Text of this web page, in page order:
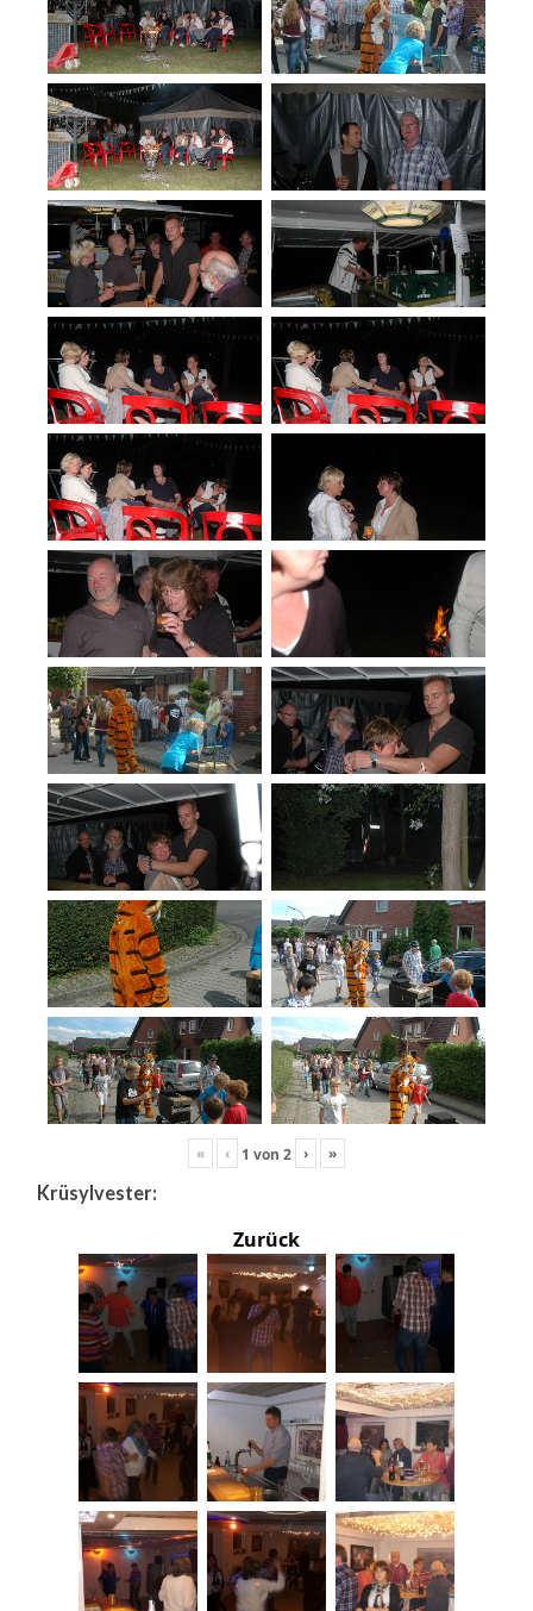
« ‹ 1 von 2 › »
Krüsylvester:
Zurück